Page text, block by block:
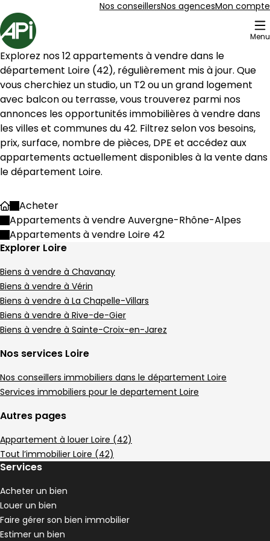
Nos conseillersNos agencesMon compte
Accueil
Menu
73 Appartements à vendre Loire 42
186 m² 4 pièces Condrieu
Aller à l'image 1
Aller à l'image2
Aller à l'image3
Aller à l'image4
Aller à l'image5
450 000 €
Condrieu - 69420
Appartement • 4 pièces • 186 m²
3 chambres 2 Terrasses
,
Terrain 39 m²
107 m² 5 pièces Saint-Clair-
Aller à l'image1
Aller à l'image 2
Aller à l'image 3
Aller à l'image 4
Aller à l'image5
239 000 €
Saint-Clair-du-Rhône - 38370
Appartement • 5 pièces • 107 m²
Explorez nos 12 appartements à vendre dans le
département Loire (42), régulièrement mis à jour. Que
vous cherchiez un studio, un T2 ou un grand logement
avec balcon ou terrasse, vous trouverez parmi nos
annonces les opportunités immobilières à vendre dans
les villes et communes du 42. Filtrez selon vos besoins,
prix, surface, nombre de pièces, DPE et accédez aux
appartements actuellement disponibles à la vente dans
le département Loire.
AccueilAcheter
Appartements à vendre Auvergne-Rhône-Alpes
Appartements à vendre Loire 42
Explorer Loire
Biens à vendre à Chavanay
Biens à vendre à Vérin
Biens à vendre à La Chapelle-Villars
Biens à vendre à Rive-de-Gier
Biens à vendre à Sainte-Croix-en-Jarez
Nos services Loire
Nos conseillers immobiliers dans le département Loire
Services immobiliers pour le departement Loire
Autres pages
Appartement à louer Loire (42)
Tout l’immobilier Loire (42)
Services
Acheter un bien
Louer un bien
Faire gérer son bien immobilier
Estimer un bien